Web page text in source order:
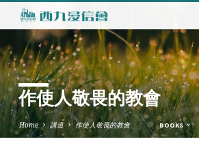
作使人敬畏的教會
Home 講道 作使人敬畏的教會 BOOKS